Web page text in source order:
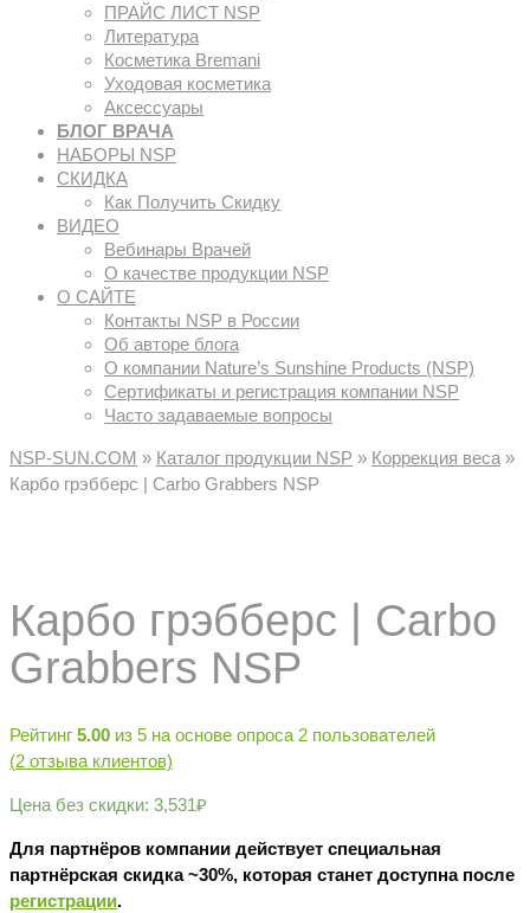
ПРАЙС ЛИСТ NSP
Литература
Косметика Bremani
Уходовая косметика
Аксессуары
БЛОГ ВРАЧА
НАБОРЫ NSP
СКИДКА
Как Получить Скидку
ВИДЕО
Вебинары Врачей
О качестве продукции NSP
О САЙТЕ
Контакты NSP в России
Об авторе блога
О компании Nature’s Sunshine Products (NSP)
Сертификаты и регистрация компании NSP
Часто задаваемые вопросы
NSP-SUN.COM » Каталог продукции NSP » Коррекция веса »
Карбо грэбберс | Carbo Grabbers NSP
Карбо грэбберс | Carbo
Grabbers NSP
Рейтинг 5.00 из 5 на основе опроса 2 пользователей
(2 отзыва клиентов)
Цена без скидки: 3,531₽
Для партнёров компании действует специальная
партнёрская скидка ~30%, которая станет доступна после
регистрации.